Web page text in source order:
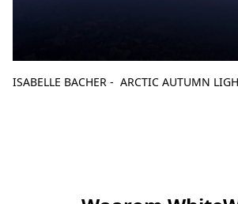
ISABELLE BACHER - ARCTIC AUTUMN